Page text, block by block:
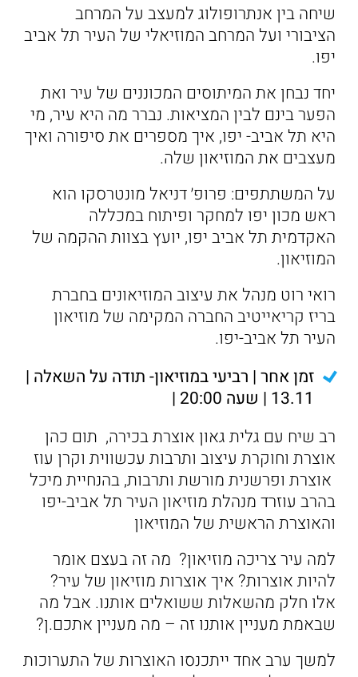
שיחה בין אנתרופולוג למעצב על המרחב
הציבורי ועל המרחב המוזיאלי של העיר תל אביב
יפו.
יחד נבחן את המיתוסים המכוננים של עיר ואת
הפער בינם לבין המציאות. נברר מה היא עיר, מי
היא תל אביב- יפו, איך מספרים את סיפורה ואיך
מעצבים את המוזיאון שלה.
על המשתתפים: פרופ׳ דניאל מונטרסקו הוא
ראש מכון יפו למחקר ופיתוח במכללה
האקדמית תל אביב יפו, יועץ בצוות ההקמה של
המוזיאון.
רואי רוט מנהל את עיצוב המוזיאונים בחברת
בריז קריאייטיב החברה המקימה של מוזיאון
העיר תל אביב-יפו.
זמן אחר | רביעי במוזיאון- תודה על השאלה |
13.11 | שעה 20:00 |
רב שיח עם גלית גאון אוצרת בכירה, תום כהן
אוצרת וחוקרת עיצוב ותרבות עכשווית וקרן עוז
אוצרת ופרשנית מורשת ותרבות, בהנחיית מיכל
בהרב עוזרד מנהלת מוזיאון העיר תל אביב-יפו
והאוצרת הראשית של המוזיאון
למה עיר צריכה מוזיאון? מה זה בעצם אומר
להיות אוצרות? איך אוצרות מוזיאון של עיר?
אלו חלק מהשאלות ששואלים אותנו. אבל מה
שבאמת מעניין אותנו זה – מה מעניין אתכם.ן?
למשך ערב אחד ייתכנסו האוצרות של התערוכות